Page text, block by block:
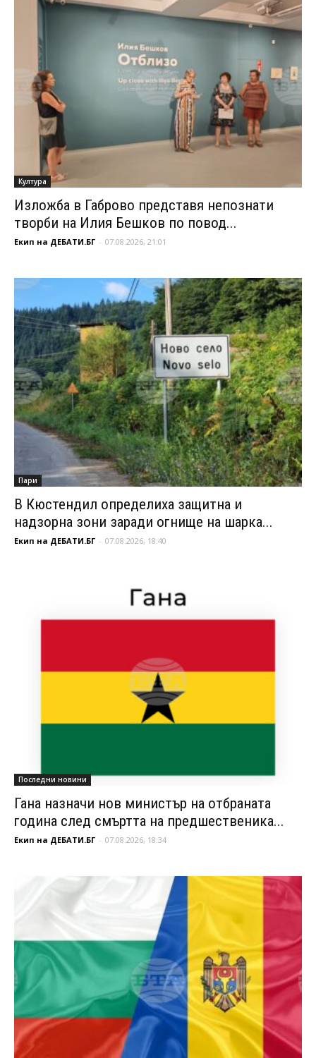
Култура
Изложба в Габрово представя непознати
творби на Илия Бешков по повод...
Екип на ДЕБАТИ.БГ - 07.08.2026, 21:01
Пари
В Кюстендил определиха защитна и
надзорна зони заради огнище на шарка...
Екип на ДЕБАТИ.БГ - 07.08.2026, 18:40
Последни новини
Гана назначи нов министър на отбраната
година след смъртта на предшественика...
Екип на ДЕБАТИ.БГ - 07.08.2026, 18:34